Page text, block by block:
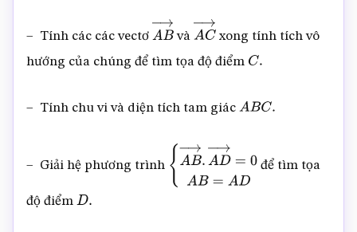
– Tính các các vectơ AB→vàAC→
xong tính tích vô
hướng của chúng để tìm tọa độ điểm C .
– Tính chu vi và diện tích tam giác ABC.
– Giải hệ phương trình {A → → AB=AD
để tìm tọa
độ điểm D.